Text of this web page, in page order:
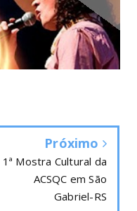
Próximo
1ª Mostra Cultural da
ACSQC em São
Gabriel-RS